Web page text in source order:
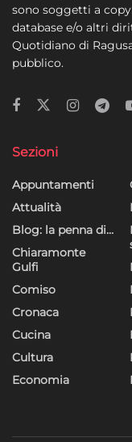
sono soggetti a
database e/o altri
Quotidiano di
pubblico.
Sezioni
Appuntamenti
Attualità
Blog: la penna di…
Chiaramonte
Gulfi
Comiso
Cronaca
Cucina
Cultura
Economia